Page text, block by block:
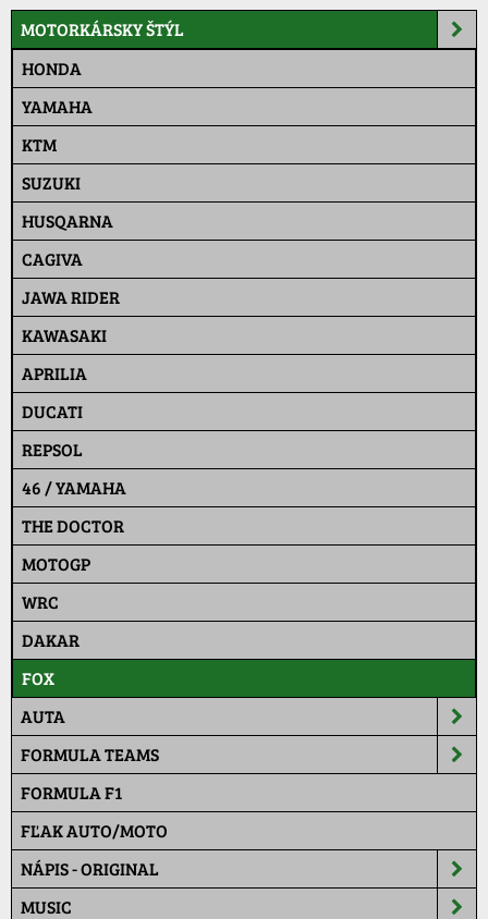
MOTORKÁRSKY ŠTÝL
HONDA
YAMAHA
KTM
SUZUKI
HUSQARNA
CAGIVA
JAWA RIDER
KAWASAKI
APRILIA
DUCATI
REPSOL
46 / YAMAHA
THE DOCTOR
MOTOGP
WRC
DAKAR
FOX
AUTA
FORMULA TEAMS
FORMULA F1
FĽAK AUTO/MOTO
NÁPIS - ORIGINAL
MUSIC